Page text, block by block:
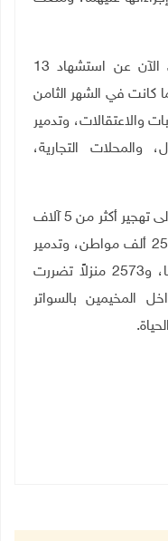
وأسفر هذا العدوان المتواصل حتى الآن عن استشهاد 13
كانت في الشهر الثامن
والاعتقالات، وتدمير
والمحلات التجارية،
ووفقا لآخر المعطيات، أدى التصعيد إلى تهجير أكثر من 5 آلاف
عائلة من المخيمين، أي ما يزيد على 25 ألف مواطن، وتدمير
ما لا يقل عن 400 منزل تدميرا كليا، و2573 منزلاً تضررت
المخيمين بالسواتر
.